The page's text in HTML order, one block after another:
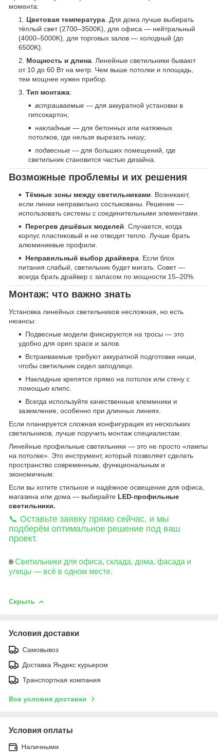
момента:
Цветовая температура. Для дома лучше выбирать
тёплый свет (2700–3500K), для офиса — нейтральный
(4000–5000K), для торговых залов — холодный (до
6500K).
Мощность и длина. Линейные светильники бывают
от 10 до 60 Вт на метр. Чем выше потолки и площадь,
тем мощнее нужен прибор.
Тип монтажа:
встраиваемые — для аккуратной установки в
гипсокартон;
накладные — для бетонных или натяжных
потолков, где нельзя вырезать нишу;
подвесные — для больших помещений, где
светильник становится частью дизайна.
Возможные проблемы и их решения
Тёмные зоны между светильниками . Возникают,
если линии неправильно состыкованы. Решение —
использовать системы с соединительными элементами.
Перегрев дешёвых моделей . Случается, когда
корпус пластиковый и не отводит тепло. Лучше брать
алюминиевые профили.
Неправильный выбор драйвера . Если блок
питания слабый, светильник будет мигать. Совет —
всегда брать драйвер с запасом по мощности 15–20%.
Монтаж: что важно знать
Установка линейных светильников несложная, но есть
нюансы:
Подвесные модели фиксируются на тросы — это
удобно для open space и залов.
Встраиваемые требуют аккуратной подготовки ниши,
чтобы светильник сидел заподлицо.
Накладные крепятся прямо на потолок или стену с
помощью клипс.
Всегда используйте качественные клеммники и
заземление, особенно при длинных линиях.
Если планируется сложная конфигурация из нескольких
светильников, лучше поручить монтаж специалистам.
Линейные профильные светильники — это не просто «лампы
на потолке». Это инструмент, который позволяет сделать
пространство современным, функциональным и
экономичным.
Если вы хотите стильное и надёжное освещение для офиса,
магазина или дома — выбирайте LED-профильные
светильники.
📞 Оставьте заявку прямо сейчас, и мы
подберём оптимальное решение под ваш
проект.
🌐Светильники для офиса, склада, дома, фасада и
улицы — всё в одном месте.
Скрыть
Условия доставки
Самовывоз
Доставка Яндекс курьером
Транспортная компания
Все условия доставки
Условия оплаты
Наличными